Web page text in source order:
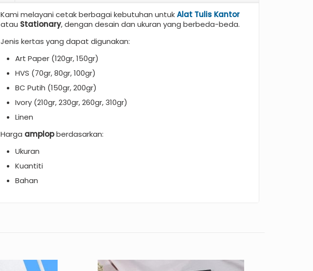
Kami melayani cetak berbagai kebutuhan untukAlat Tulis Kantor
atau Stationary, dengan desain dan ukuran yang berbeda-beda.
Jenis kertas yang dapat digunakan:
Art Paper (120gr, 150gr)
HVS (70gr, 80gr, 100gr)
BC Putih (150gr, 200gr)
Ivory (210gr, 230gr, 260gr, 310gr)
Linen
Harga amplopberdasarkan:
Ukuran
Kuantiti
Bahan